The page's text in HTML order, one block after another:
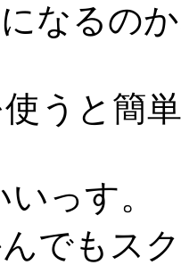
なるの
使うと簡
っす。
でもス